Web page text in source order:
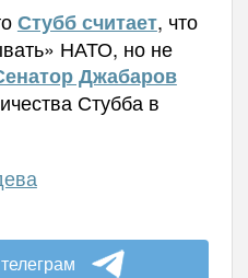
Стубб считает, что
НАТО, но не
Джабаров
Стубба в